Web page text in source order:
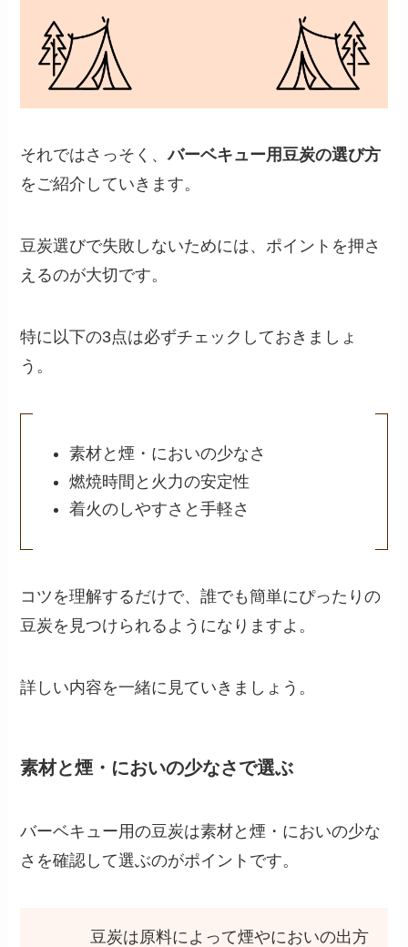
それではさっそく、バーベキュー用豆炭の選び方
をご紹介していきます。
豆炭選びで失敗しないためには、ポイントを押さ
えるのが大切です。
特に以下の3点は必ずチェックしておきましょ
う。
素材と煙・においの少なさ
燃焼時間と火力の安定性
着火のしやすさと手軽さ
コツを理解するだけで、誰でも簡単にぴったりの
豆炭を見つけられるようになりますよ。
詳しい内容を一緒に見ていきましょう。
素材と煙・においの少なさで選ぶ
バーベキュー用の豆炭は素材と煙・においの少な
さを確認して選ぶのがポイントです。
豆炭は原料によって煙やにおいの出方